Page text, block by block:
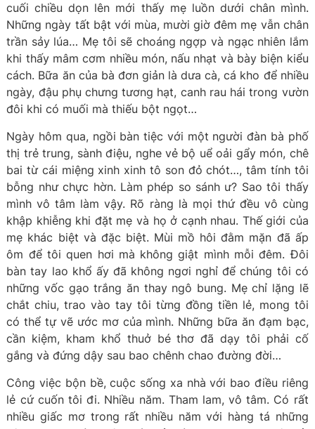
cuối chiều dọn lên mới thấy mẹ luồn dưới chân mình.
Những ngày tất bật với mùa, mười giờ đêm mẹ vẫn chân
trần sảy lúa… Mẹ tôi sẽ choáng ngợp và ngạc nhiên lắm
khi thấy mâm cơm nhiều món, nấu nhạt và bày biện kiểu
cách. Bữa ăn của bà đơn giản là dưa cà, cá kho để nhiều
ngày, đậu phụ chưng tương hạt, canh rau hái trong vườn
đôi khi có muối mà thiếu bột ngọt…
Ngày hôm qua, ngồi bàn tiệc với một người đàn bà phố
thị trẻ trung, sành điệu, nghe vẻ bộ uể oải gẩy món, chê
bai từ cái miệng xinh xinh tô son đỏ chót…, tâm tính tôi
bỗng như chực hờn. Làm phép so sánh ư? Sao tôi thấy
mình vô tâm làm vậy. Rõ ràng là mọi thứ đều vô cùng
khập khiễng khi đặt mẹ và họ ở cạnh nhau. Thế giới của
mẹ khác biệt và đặc biệt. Mùi mồ hôi đằm mặn đã ấp
ôm để tôi quen hơi mà không giật mình mỗi đêm. Đôi
bàn tay lao khổ ấy đã không ngơi nghỉ để chúng tôi có
những vốc gạo trắng ăn thay ngô bung. Mẹ chỉ lặng lẽ
chắt chiu, trao vào tay tôi từng đồng tiền lẻ, mong tôi
có thể tự vẽ ước mơ của mình. Những bữa ăn đạm bạc,
cần kiệm, kham khổ thuở bé thơ đã dạy tôi phải cố
gắng và đứng dậy sau bao chênh chao đường đời…
Công việc bộn bề, cuộc sống xa nhà với bao điều riêng
lẻ cứ cuốn tôi đi. Nhiều năm. Tham lam, vô tâm. Có rất
nhiều giấc mơ trong rất nhiều năm với hàng tá những